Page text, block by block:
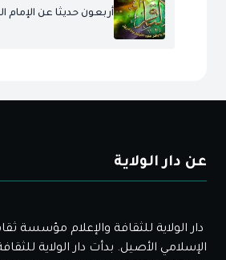
أربعون حديثا عن الإمام
عن دار الولاية
دار الولاية للثقافة والإعلام مؤسسة
الإسلامي الأصيل. بدأت دار الولاية